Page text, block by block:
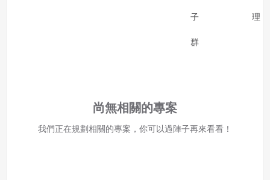
子
群
理
尚無相關的專案
我們正在規劃相關的專案，你可以過陣子再來看看！
想起密碼了嗎？點擊立刻登入
本系統防盜拷措施或類似措施，會員不得予以破解、破壞或
會員享有其創作之衍生著作的著作權，但會員同意吉寶系統
利。